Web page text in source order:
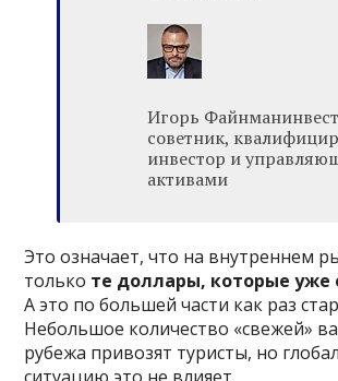
Игорь
советник,
инвестор и
активами
Это означает, что на внутреннем
только те доллары, которые уже
А это по большей части как раз
Небольшое количество «свежей»
рубежа привозят туристы, но